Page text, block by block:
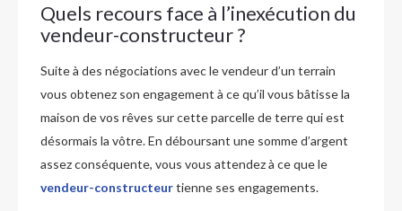
Quels recours face à l’inexécution du
vendeur-constructeur ?
Suite à des négociations avec le vendeur d’un terrain
vous obtenez son engagement à ce qu’il vous bâtisse la
maison de vos rêves sur cette parcelle de terre qui est
désormais la vôtre. En déboursant une somme d’argent
assez conséquente, vous vous attendez à ce que le
vendeur-constructeurtienne ses engagements.